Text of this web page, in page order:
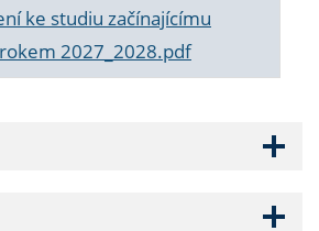
ke studiu začínajícímu
2027_2028.pdf